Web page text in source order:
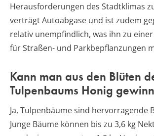
Herausforderungen des Stadtklimas
verträgt Autoabgase und ist zudem
relativ unempfindlich, was ihn zu
für Straßen- und Parkbepflanzungen
Kann man aus den Blüten
Tulpenbaums Honig
Ja, Tulpenbäume sind hervorragende
Junge Bäume können bis zu 3,6 kg